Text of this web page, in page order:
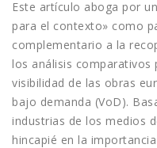
Este artículo aboga por
para el contexto» como
complementario a la
los análisis comparativos
visibilidad de las obras
bajo demanda (VoD).
industrias de los medios
hincapié en la